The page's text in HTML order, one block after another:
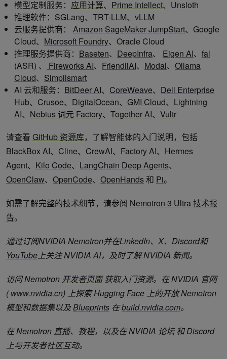
模型定制服务： 应用计算、 Prime Intellect、Unsloth
推理软件： SGLang、 TRT-LLM、 vLLM
云服务提供商： Amazon SageMaker JumpStart、Google
Cloud、 Microsoft Foundry、Oracle Cloud
推理服务提供商： Baseten、 DeepInfra、 Eigen AI、 fal
(ASR) 、
Fireworks AI、 FriendliAI、 Modal、 Ollama
Cloud、 Simplismart
AI 云和服务： BitDeer AI、 CoreWeave、 Dell Enterprise
Hub、 Crusoe、 DigitalOcean、 GMI Cloud、 Lightning
AI、 Nebius 词元 Factory、 Together AI、 Vultr
请查看 GitHub 资源库，了解智能体的入门说明，包括
BlackBox AI、 Cline、 CrewAI、 Factory AI、Hermes
Agent、 Kilo Code、 LangChain Deep Agents、
OpenClaw、 OpenCode、 OpenHands和 Pi。
如需了解完整的技术细节，请参阅 Nemotron 3 Ultra 技术报
告。
通过订阅NVIDIA Nemotron并在LinkedIn、 X、 Discord和
YouTube上关注 NVIDIA AI，及时了解 NVIDIA 新闻。
访问 Nemotron 开发者页面 获取入门资源。在 NVIDIA 官网
( www.nvidia.cn) 上探索Hugging Face 上的开放 Nemotron
模型和数据集以及Blueprints 在build.nvidia.com。
在Nemotron 直播、 教程，以及在NVIDIA 论坛 和Discord
上与开发者社区互动。